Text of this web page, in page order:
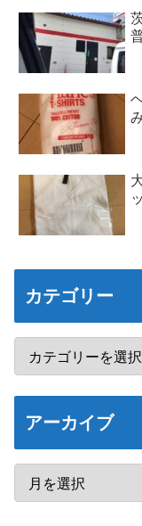
カテゴリー
アーカイブ